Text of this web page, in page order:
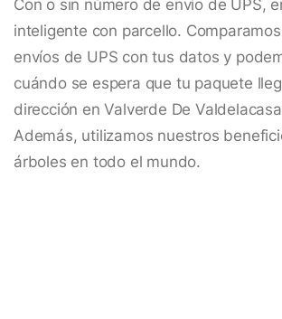
Con o sin número de envío de UPS,
inteligente con parcello.
envíos de UPS con tus datos y
cuándo se espera que tu paquete
dirección en Valverde De
Además, utilizamos nuestros
árboles en todo el mundo.